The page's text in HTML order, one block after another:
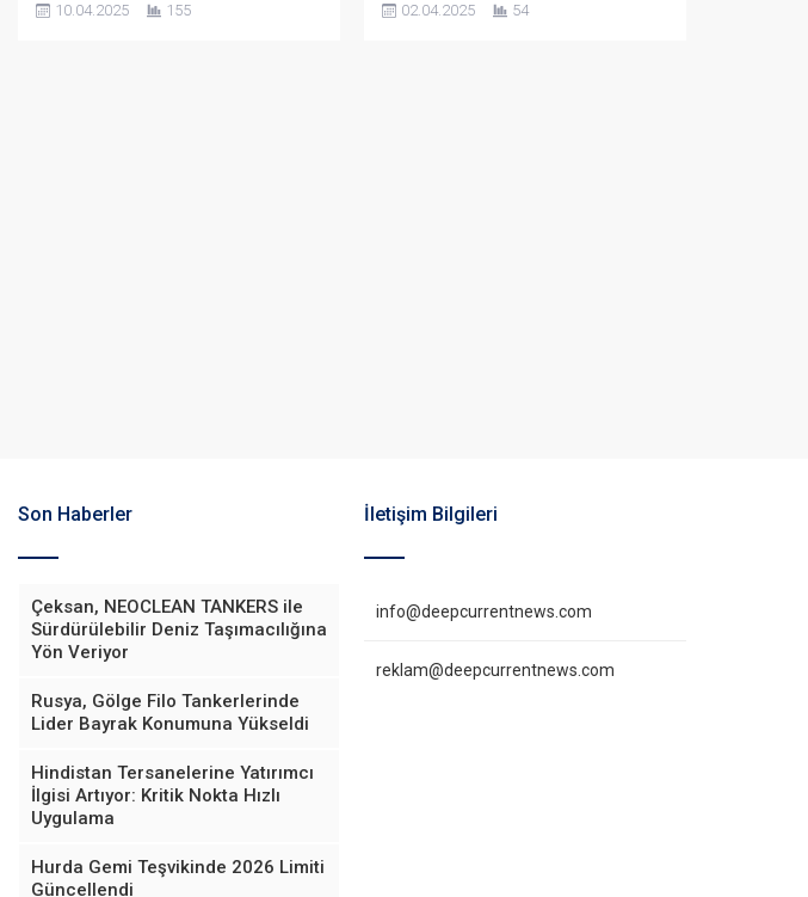
edilen ve 360 metre uzunluğu, 58
10.04.2025 155
araçlarının geliştirilmesi ve
02.04.2025 54
Son Haberler
Çeksan, NEOCLEAN TANKERS ile
Sürdürülebilir Deniz Taşımacılığına
Yön Veriyor
Rusya, Gölge Filo Tankerlerinde
Lider Bayrak Konumuna Yükseldi
Hindistan Tersanelerine Yatırımcı
İlgisi Artıyor: Kritik Nokta Hızlı
Uygulama
Hurda Gemi Teşvikinde 2026 Limiti
Güncellendi
İletişim Bilgileri
info@deepcurrentnews.com
reklam@deepcurrentnews.com